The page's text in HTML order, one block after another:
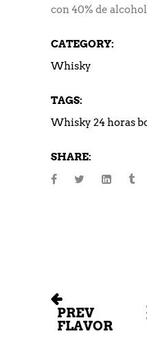
con 40% de alcohol
CATEGORY:
Whisky
TAGS:
Whisky 24 horas
SHARE:
PREV
FLAVOR